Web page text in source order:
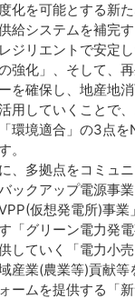
化を可能とする新
給システムを補完
ジリエントで安定
強化」、そして、
を確保し、地産地
用していくことで
環境適合」の3点
。
、多拠点をコミュ
ックアップ電源事
仮想発電所)事
「グリーン電力発
していく「電力小売
産業(農業等)貢献等
ームを提供する「